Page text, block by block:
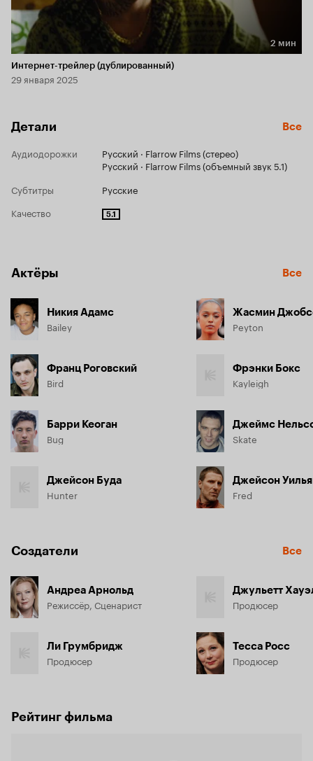
Длительность 2 мин
2 мин
Интернет-трейлер (дублированный)
29 января 2025
Детали Все
Аудиодорожки
Русский · Flarrow Films (стерео)
Русский · Flarrow Films (объемный звук 5.1)
Субтитры
Русские
Качество
5.1
Актёры Все
Никия Адамс
Bailey
Франц Роговский
Bird
Барри Кеоган
Bug
Джейсон Буда
Hunter
Жасмин
Peyton
Фрэнки Бокс
Kayleigh
Джеймс
Skate
Джейсон
Fred
Создатели Все
Андреа Арнольд
Режиссёр, Сценарист
Ли Грумбридж
Продюсер
Джульетт
Продюсер
Тесса Росс
Продюсер
Рейтинг фильма